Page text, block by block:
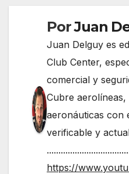
PorJuan
Juan Delguy es
Club Center,
comercial y
Cubre aerolíneas,
aeronáuticas con
verificable y
https://